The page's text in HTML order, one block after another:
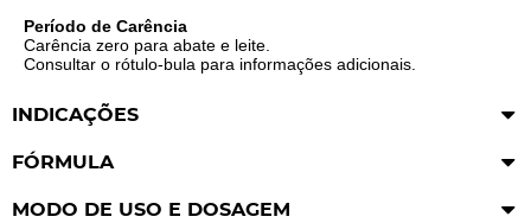
Período de Carência
Carência zero para abate e leite.
Consultar o rótulo-bula para informações adicionais.
INDICAÇÕES
FÓRMULA
MODO DE USO E DOSAGEM